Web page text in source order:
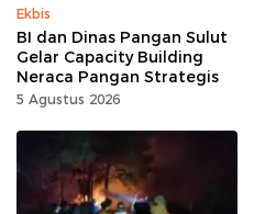
Ekbis
BI dan Dinas Pangan Sulut
Gelar Capacity Building
Neraca Pangan Strategis
5 Agustus 2026